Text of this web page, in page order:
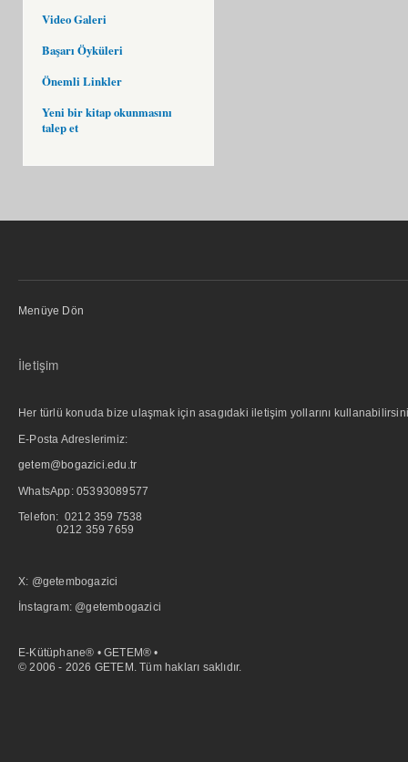
Video Galeri
Başarı Öyküleri
Önemli Linkler
Yeni bir kitap okunmasını
talep et
Menüye Dön
İletişim
Her türlü konuda bize ulaşmak için asagıdaki iletişim yollarını
E-Posta Adreslerimiz:
getem@bogazici.edu.tr
WhatsApp: 05393089577
Telefon: 0212 359 7538
0212 359 7659
X: @getembogazici
İnstagram: @getembogazici
E-Kütüphane® • GETEM® •
© 2006 - 2026 GETEM. Tüm hakları saklıdır.